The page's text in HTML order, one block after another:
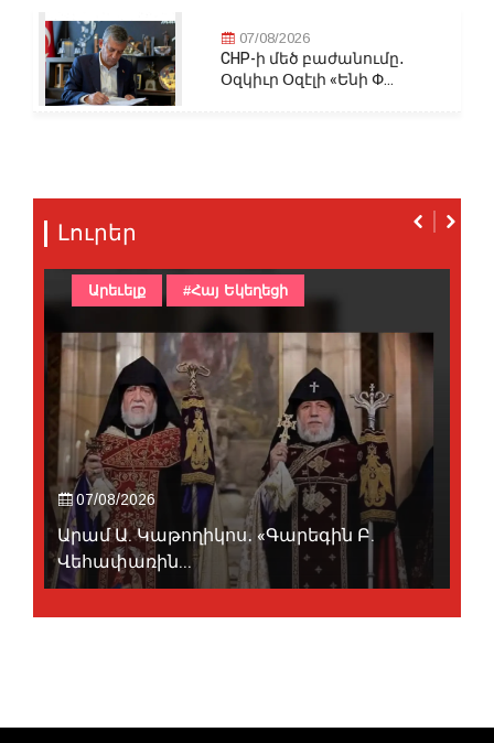
07/08/2026
CHP-ի մեծ բաժանումը․
Օզկիւր Օզէլի «Ենի Փ...
Լուրեր
07/08/2026
Արամ Ա. Կաթողիկոս․ «Գարեգին Բ.
Վեհափառին...
Արեւելք #Հայ Եկեղեցի